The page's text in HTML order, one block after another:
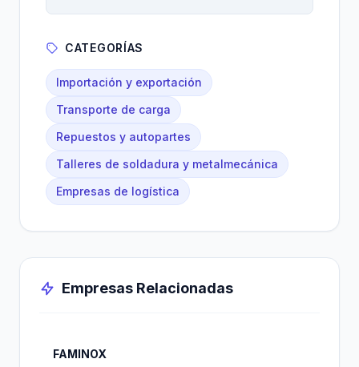
CATEGORÍAS
Importación y exportación
Transporte de carga
Repuestos y autopartes
Talleres de soldadura y metalmecánica
Empresas de logística
Empresas Relacionadas
FAMINOX